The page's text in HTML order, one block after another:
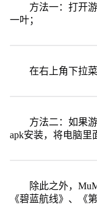
方法一：打开
一叶；
在右上角下拉
方法二：如果
apk安装，将电脑里
除此之外，
《碧蓝航线》、《